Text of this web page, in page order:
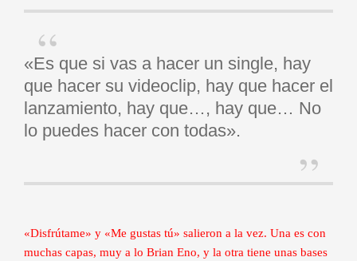
«Es que si vas a hacer un single, hay
que hacer su videoclip, hay que hacer el
lanzamiento, hay que…, hay que… No
lo puedes hacer con todas».
«Disfrútame» y «Me gustas tú» salieron a la vez. Una es con
muchas capas, muy a lo Brian Eno, y la otra tiene unas bases